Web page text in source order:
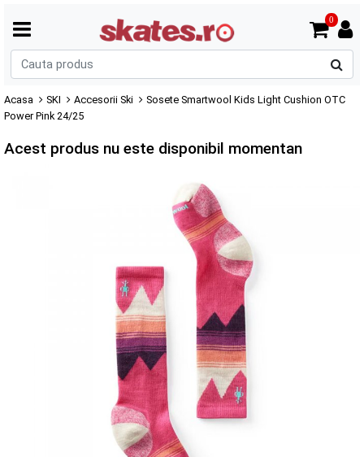
0
Acasa SKI Accesorii Ski
Sosete Smartwool Kids Light Cushion OTC
Power Pink 24/25
Acest produs nu este disponibil momentan